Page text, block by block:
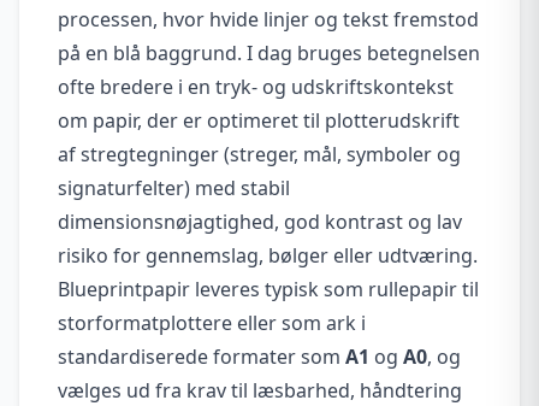
processen, hvor hvide linjer og tekst fremstod
på en blå baggrund. I dag bruges betegnelsen
ofte bredere i en tryk- og udskriftskontekst
om papir, der er optimeret til plotterudskrift
af stregtegninger (streger, mål, symboler og
signaturfelter) med stabil
dimensionsnøjagtighed, god kontrast og lav
risiko for gennemslag, bølger eller udtværing.
Blueprintpapir leveres typisk som rullepapir til
storformatplottere eller som ark i
standardiserede formater som A1 og A0, og
vælges ud fra krav til læsbarhed, håndtering